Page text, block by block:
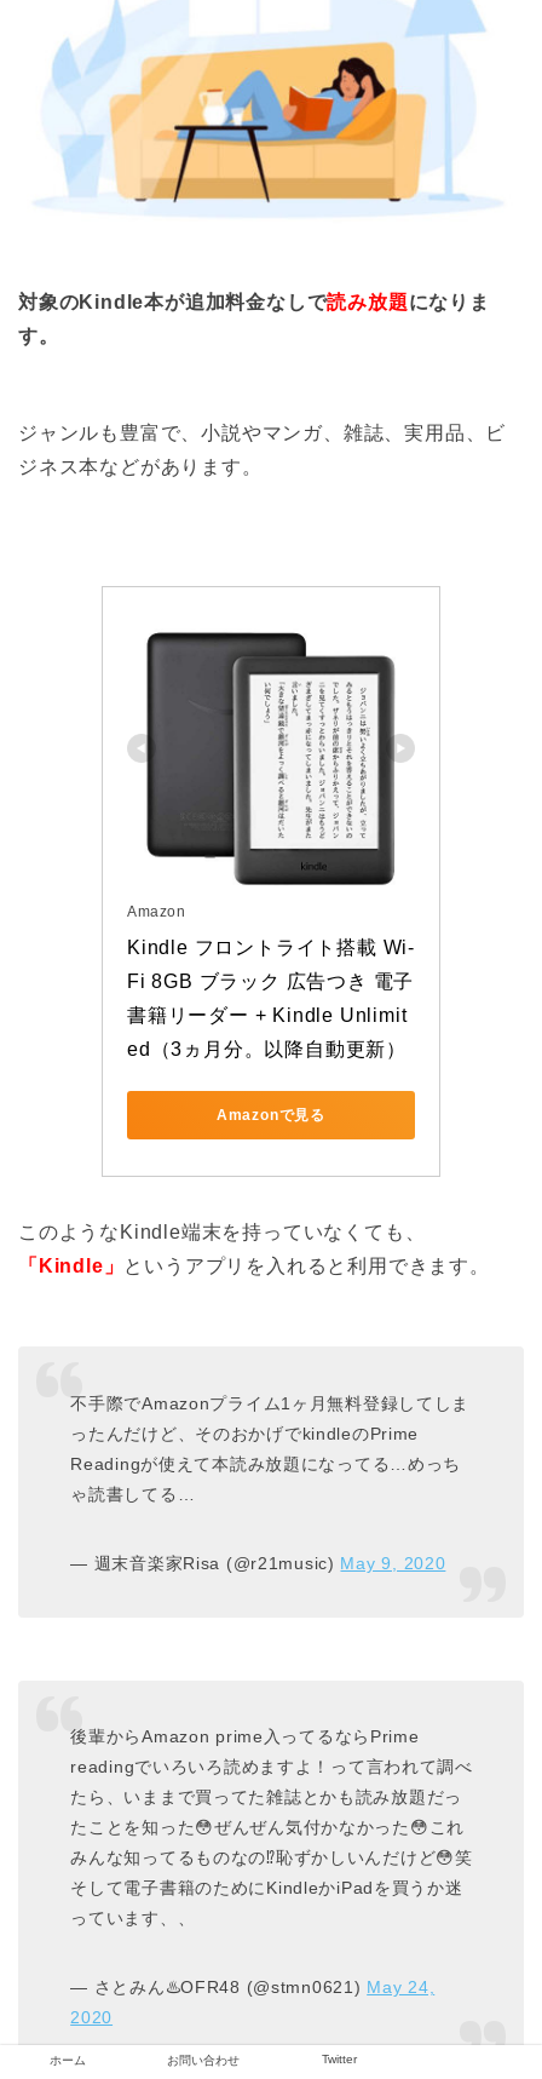
対象のKindle本が追加料金なしで読み放題になりま
す。
ジャンルも豊富で、小説やマンガ、雑誌、実用品、ビ
ジネス本などがあります。
Amazon
Kindle フロントライト搭載 Wi-
Fi 8GB ブラック 広告つき 電子
書籍リーダー + Kindle Unlimit
ed（3ヵ月分。以降自動更新）
Amazonで見る
このようなKindle端末を持っていなくても、
「Kindle」 というアプリを入れると利用できます。
不手際でAmazonプライム1ヶ月無料登録してしま
ったんだけど、そのおかげでkindleのPrime
Readingが使えて本読み放題になってる…めっち
ゃ読書してる…
— 週末音楽家Risa (@r21music) May 9, 2020
後輩からAmazon prime入ってるならPrime
readingでいろいろ読めますよ！って言われて調べ
たら、いままで買ってた雑誌とかも読み放題だっ
たことを知った😳ぜんぜん気付かなかった😳これ
みんな知ってるものなの⁉︎恥ずかしいんだけど😳笑
そして電子書籍のためにKindleかiPadを買うか迷
っています、、
— さとみん♨️OFR48 (@stmn0621) May 24,
2020
ホーム お問い合わせ Twitter